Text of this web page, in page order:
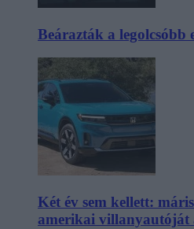
Beárazták a legolcsóbb
Két év sem kellett:
amerikai villanyautóját